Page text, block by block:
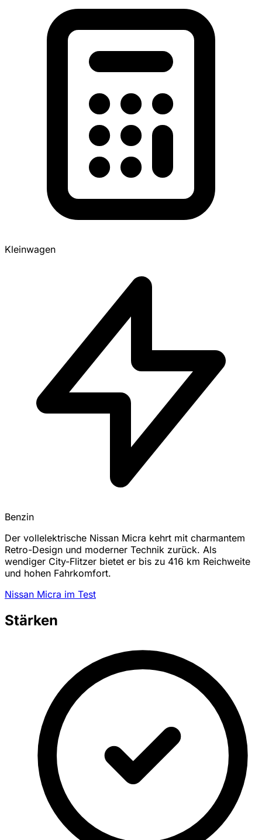
Kleinwagen
Benzin
Der vollelektrische Nissan Micra kehrt mit charmantem
Retro-Design und moderner Technik zurück. Als
wendiger City-Flitzer bietet er bis zu 416 km Reichweite
und hohen Fahrkomfort.
Nissan Micra im Test
Stärken